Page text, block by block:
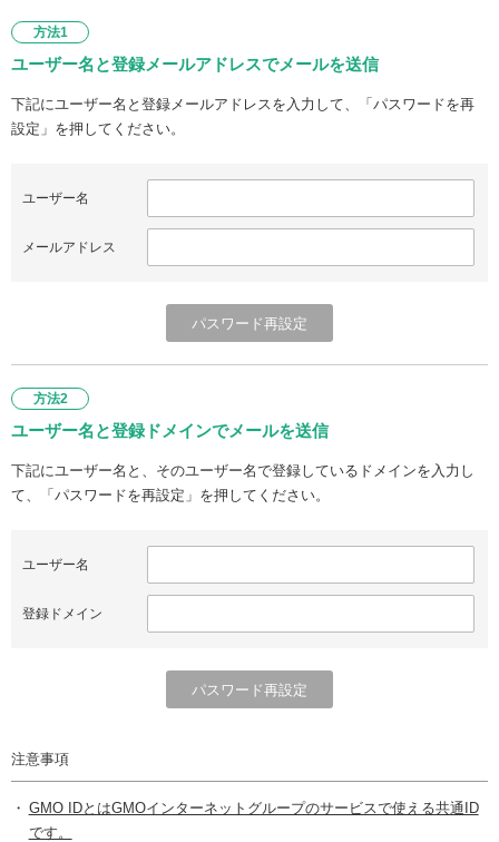
方法1
ユーザー名と登録メールアドレスでメールを送信
下記にユーザー名と登録メールアドレスを入力して、「パスワードを再
設定」を押してください。
ユーザー名
メールアドレス
方法2
ユーザー名と登録ドメインでメールを送信
下記にユーザー名と、そのユーザー名で登録しているドメインを入力し
て、「パスワードを再設定」を押してください。
ユーザー名
登録ドメイン
注意事項
GMO IDとはGMOインターネットグループのサービスで使える共通ID
です。